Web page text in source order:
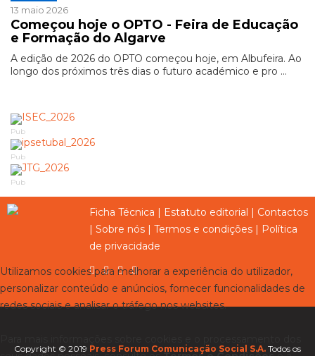
13 maio 2026
Começou hoje o OPTO - Feira de Educação
e Formação do Algarve
A edição de 2026 do OPTO começou hoje, em Albufeira. Ao
longo dos próximos três dias o futuro académico e pro ...
Pub
Pub
Pub
Ficha Técnica | Estatuto editorial | Contactos
| Sobre nós | Termos e condições | Política
de privacidade
Copyright © 2019 Press Forum Comunicação Social S.A. Todos os
Utilizamos cookies para melhorar a experiência do utilizador,
personalizar conteúdo e anúncios, fornecer funcionalidades de
redes sociais e analisar o tráfego nos websites.